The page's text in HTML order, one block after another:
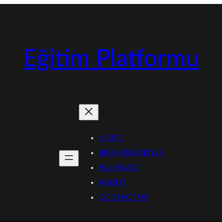
Eğitim Platformu
HOME
BREAKING NEWS
ALL NEWS
ABOUT
CONTACT US